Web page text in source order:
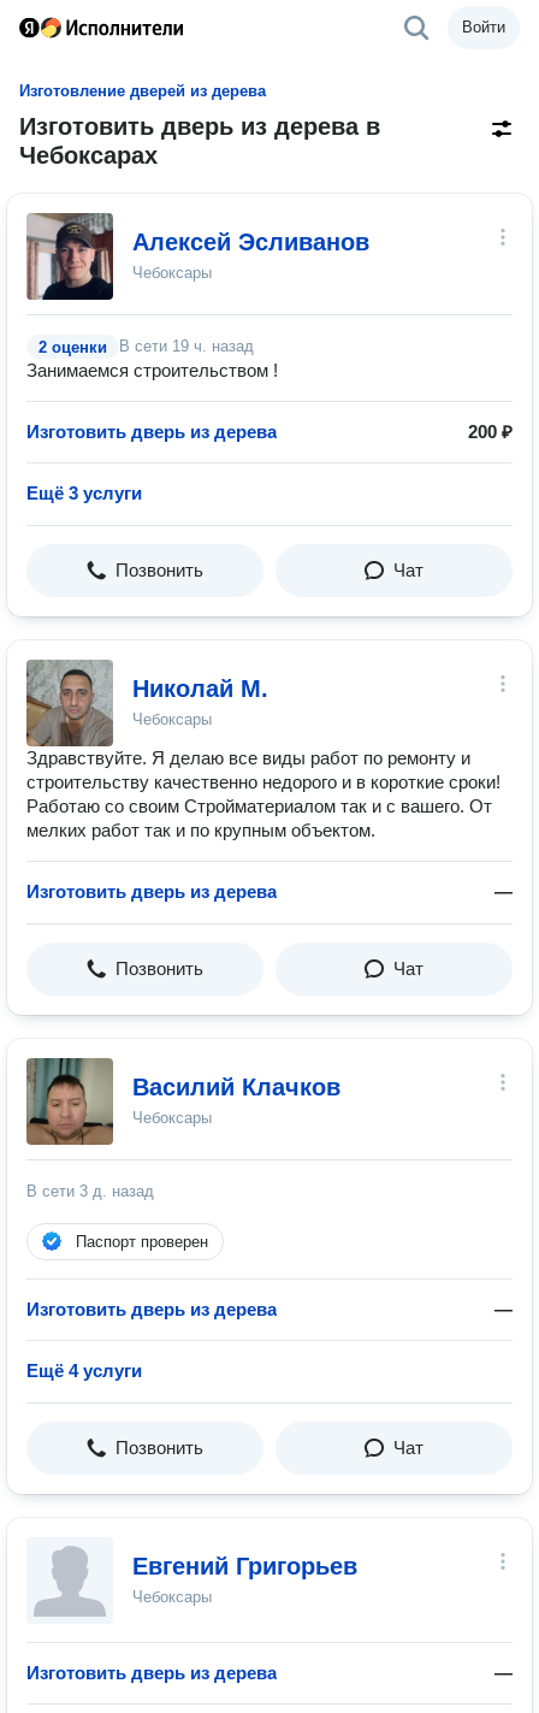
Войти
Изготовление дверей из дерева
Изготовить дверь из дерева в
Чебоксарах
Алексей Эсливанов
Чебоксары
2 оценки В сети 19 ч. назад
Занимаемся строительством !
Изготовить дверь из дерева 200 ₽
Ещё 3 услуги
Позвонить Чат
Николай М.
Чебоксары
Здравствуйте. Я делаю все виды работ по ремонту и
строительству качественно недорого и в короткие сроки!
Работаю со своим Стройматериалом так и с вашего. От
мелких работ так и по крупным объектом.
Изготовить дверь из дерева —
Позвонить Чат
Василий Клачков
Чебоксары
В сети 3 д. назад
Паспорт проверен
Изготовить дверь из дерева —
Ещё 4 услуги
Позвонить Чат
Евгений Григорьев
Чебоксары
Изготовить дверь из дерева —